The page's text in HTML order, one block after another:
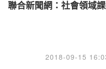
聯合新聞網：社會領域
2018-09-15